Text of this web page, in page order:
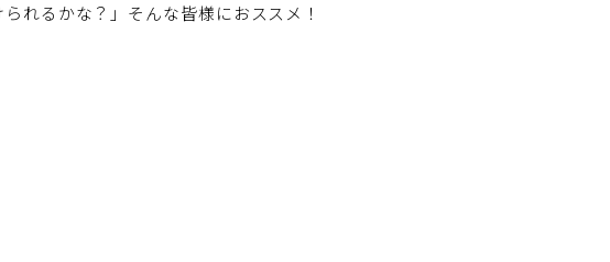
れるかな？」そんな皆様におススメ！